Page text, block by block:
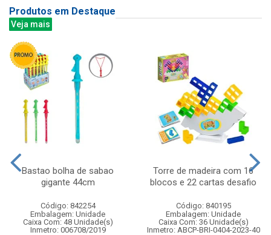
Produtos em Destaque
Veja mais
Bastao bolha de sabao
gigante 44cm
Código: 842254
Embalagem: Unidade
Caixa Com: 48 Unidade(s)
Inmetro: 006708/2019
Torre de madeira com 16
blocos e 22 cartas desafio
Código: 840195
Embalagem: Unidade
Caixa Com: 36 Unidade(s)
Inmetro: ABCP-BRI-0404-2023-40